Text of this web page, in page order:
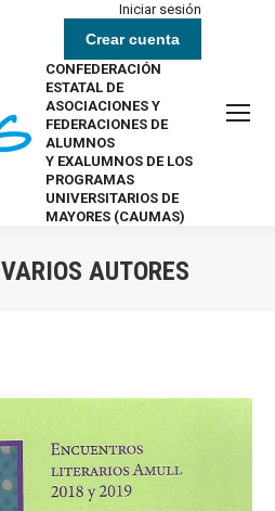
Iniciar sesión
Crear cuenta
CONFEDERACIÓN
ESTATAL DE
ASOCIACIONES Y
FEDERACIONES DE
ALUMNOS
Y EXALUMNOS DE LOS
PROGRAMAS
UNIVERSITARIOS DE
MAYORES (CAUMAS)
VARIOS AUTORES